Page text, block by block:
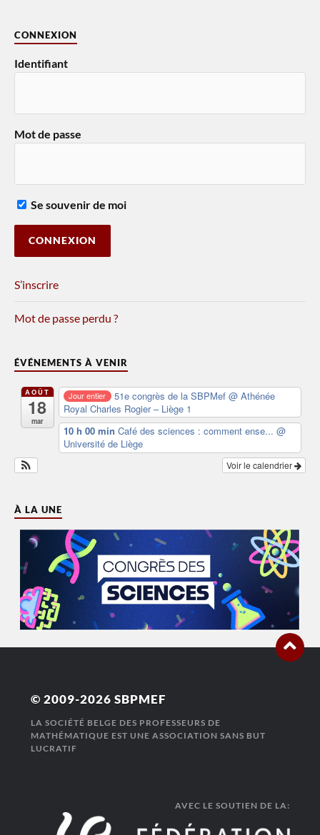
CONNEXION
Identifiant
Mot de passe
Se souvenir de moi
S’inscrire
Mot de passe perdu ?
ÉVÉNEMENTS À VENIR
AOÛT
18
mar
Jour entier 51e congrès de la SBPMef@ Athénée
Royal Charles Rogier – Liège 1
10 h 00 min Café des sciences : comment ense... @
Université de Liège
Voir le calendrier
À LA UNE
© 2009-2026 SBPMEF
LA SOCIÉTÉ BELGE DES PROFESSEURS DE
MATHÉMATIQUE EST UNE ASSOCIATION SANS BUT
LUCRATIF
AVEC LE SOUTIEN DE LA: